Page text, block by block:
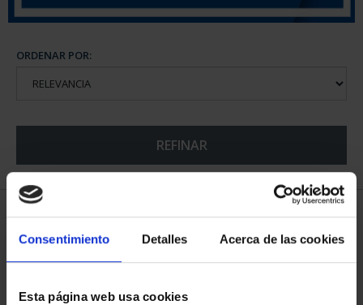
Consentimiento Detalles Acerca de las cookies
Esta página web usa cookies
ORDENAR POR:
REFINAR
5 Productos encontrados